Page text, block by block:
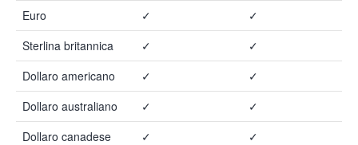
Euro
✓
✓
Sterlina britannica
✓
✓
Dollaro americano
✓
✓
Dollaro australiano
✓
✓
Dollaro canadese
✓
✓